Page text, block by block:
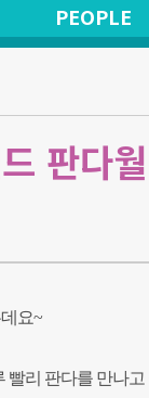
PEOPLE
판다월
요~
빨리 판다를 만나고